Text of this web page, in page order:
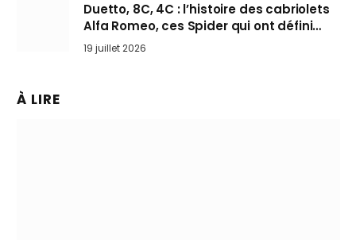
Duetto, 8C, 4C : l’histoire des cabriolets
Alfa Romeo, ces Spider qui ont défini
l’art de rouler cheveux au vent
19 juillet 2026
À LIRE